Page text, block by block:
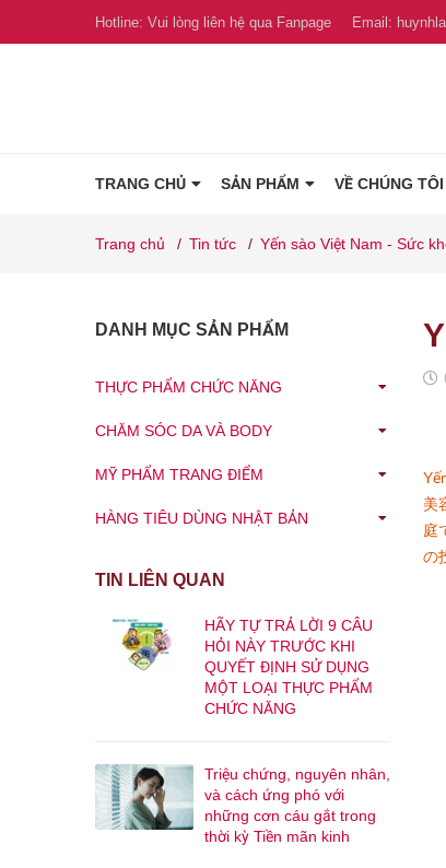
Hotline: Vui lòng liên hệ qua Fanpage Email:
TRANG CHỦ SẢN PHẨM VỀ CHÚNG TÔI
Trang chủ / Tin tức / Yến sào Việt Nam - Sức
DANH MỤC SẢN PHẨM
THỰC PHẨM CHỨC NĂNG
CHĂM SÓC DA VÀ BODY
MỸ PHẨM TRANG ĐIỂM
HÀNG TIÊU DÙNG NHẬT BẢN
TIN LIÊN QUAN
HÃY TỰ TRẢ LỜI 9 CÂU
HỎI NÀY TRƯỚC KHI
QUYẾT ĐỊNH SỬ DỤNG
MỘT LOẠI THỰC PHẨM
CHỨC NĂNG
Triệu chứng, nguyên nhân,
và cách ứng phó với
những cơn cáu gắt trong
thời kỳ Tiền mãn kinh
美
庭
の